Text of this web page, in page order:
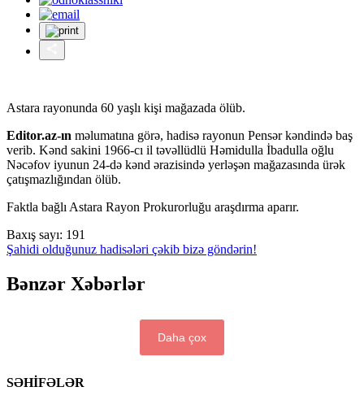
Astara rayonunda 60 yaşlı kişi mağazada ölüb.
Editor.az-ın məlumatına görə, hadisə rayonun Pensər kəndində baş
verib. Kənd sakini 1966-cı il təvəllüdlü Həmidulla İbadulla oğlu
Nəcəfov iyunun 24-də kənd ərazisində yerləşən mağazasında ürək
çatışmazlığından ölüb.
Faktla bağlı Astara Rayon Prokurorluğu araşdırma aparır.
Baxış sayı: 191
Şahidi olduğunuz hadisələri çəkib bizə göndərin!
Bənzər Xəbərlər
Daha çox
SƏHİFƏLƏR